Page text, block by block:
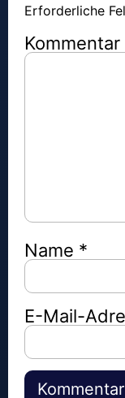
Erforderliche
Kommentar
Name *
E-Mail-